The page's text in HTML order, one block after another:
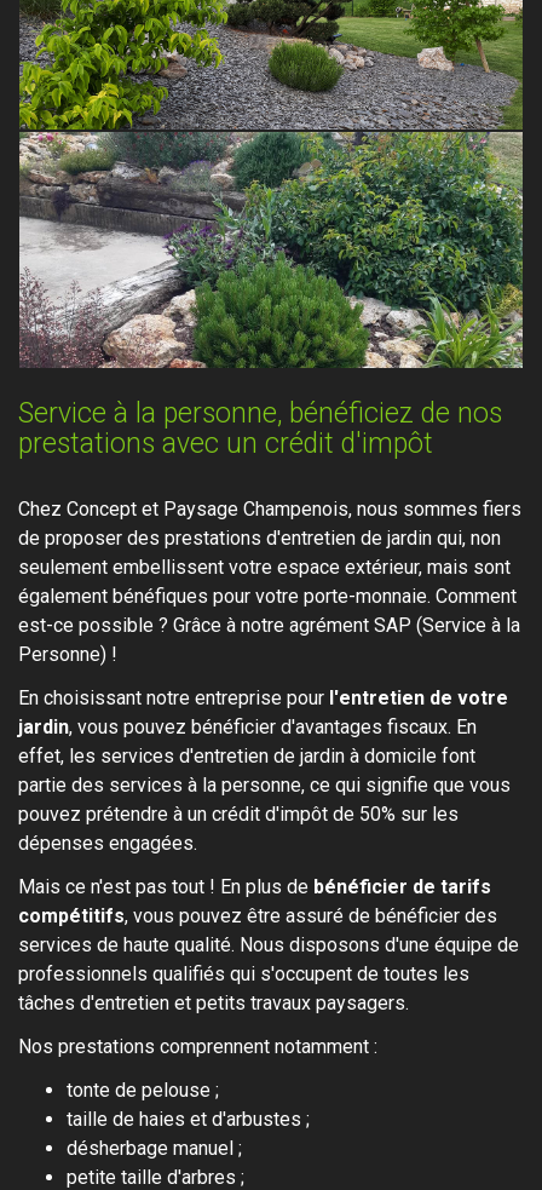
Service à la personne, bénéficiez de nos
prestations avec un crédit d'impôt
Chez Concept et Paysage Champenois, nous sommes fiers
de proposer des prestations d'entretien de jardin qui, non
seulement embellissent votre espace extérieur, mais sont
également bénéfiques pour votre porte-monnaie. Comment
est-ce possible ? Grâce à notre agrément SAP (Service à la
Personne) !
En choisissant notre entreprise pour l'entretien de votre
jardin, vous pouvez bénéficier d'avantages fiscaux. En
effet, les services d'entretien de jardin à domicile font
partie des services à la personne, ce qui signifie que vous
pouvez prétendre à un crédit d'impôt de 50% sur les
dépenses engagées.
Mais ce n'est pas tout ! En plus de bénéficier de tarifs
compétitifs, vous pouvez être assuré de bénéficier des
services de haute qualité. Nous disposons d'une équipe de
professionnels qualifiés qui s'occupent de toutes les
tâches d'entretien et petits travaux paysagers.
Nos prestations comprennent notamment :
tonte de pelouse ;
taille de haies et d'arbustes ;
désherbage manuel ;
petite taille d'arbres ;